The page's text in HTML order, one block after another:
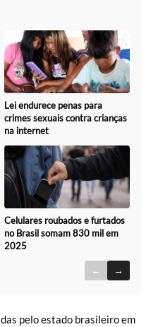
Lei endurece penas para
crimes sexuais contra crianças
na internet
Celulares roubados e furtados
no Brasil somam 830 mil em
2025
← →
pelo estado brasileiro em